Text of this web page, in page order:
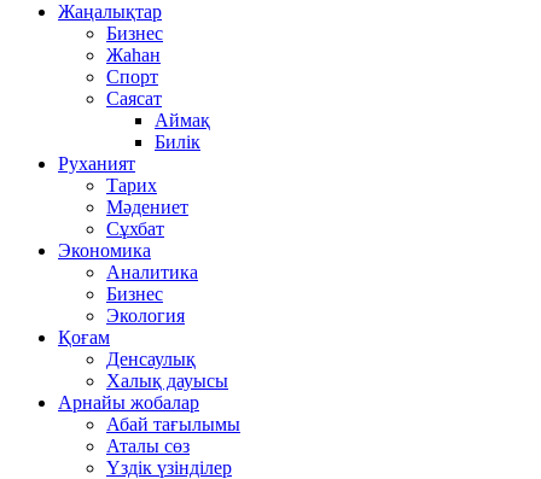
Жаңалықтар
Бизнес
Жаһан
Спорт
Саясат
Аймақ
Билік
Руханият
Тарих
Мәдениет
Сұхбат
Экономика
Аналитика
Бизнес
Экология
Қоғам
Денсаулық
Халық дауысы
Арнайы жобалар
Абай тағылымы
Аталы сөз
Үздік үзінділер